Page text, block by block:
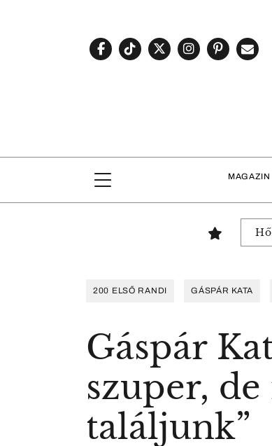
MAGAZIN
200 ELSŐ RANDI GÁSPÁR KATA
Gáspár
szuper,
találjunk”